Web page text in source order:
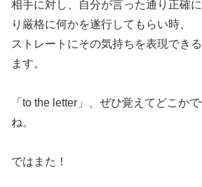
相手に対し、自分が言った通り正確
り厳格に何かを遂行してもらい時、
ストレートにその気持ちを表現でき
ます。
「to the letter」、ぜひ覚えてどこか
ね。
ではまた！